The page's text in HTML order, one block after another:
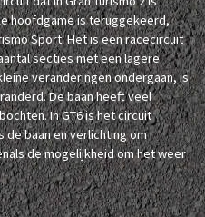
hoofdgame is teruggekeerd,
Sport. Het is een racecircuit
secties met een lagere
veranderingen ondergaan, is
De baan heeft veel
In GT6 is het circuit
de baan en verlichting om
de mogelijkheid om het weer